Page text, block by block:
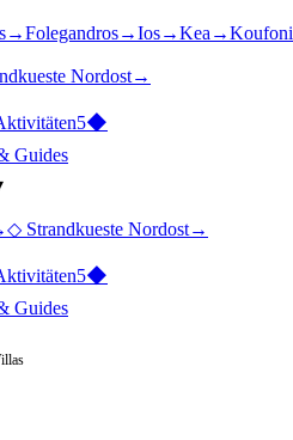
→Folegandros→Ios→Kea →
Nordost→
5◆
Guides
◇ Strandkueste Nordost→
5◆
Guides